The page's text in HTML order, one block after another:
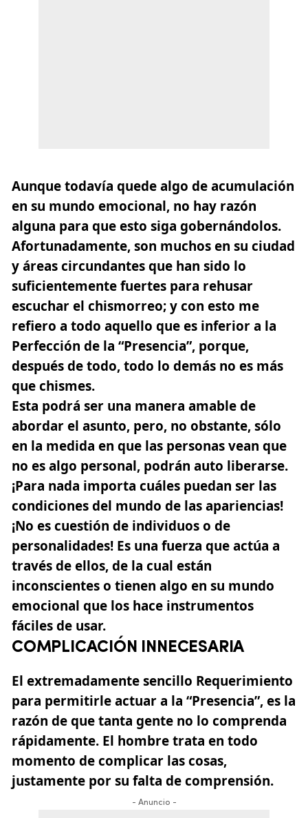
Aunque todavía quede algo de acumulación
en su mundo emocional, no hay razón
alguna para que esto siga gobernándolos.
Afortunadamente, son muchos en su ciudad
y áreas circundantes que han sido lo
suficientemente fuertes para rehusar
escuchar el chismorreo; y con esto me
refiero a todo aquello que es inferior a la
Perfección de la “Presencia”, porque,
después de todo, todo lo demás no es más
que chismes.
Esta podrá ser una manera amable de
abordar el asunto, pero, no obstante, sólo
en la medida en que las personas vean que
no es algo personal, podrán auto liberarse.
¡Para nada importa cuáles puedan ser las
condiciones del mundo de las apariencias!
¡No es cuestión de individuos o de
personalidades! Es una fuerza que actúa a
través de ellos, de la cual están
inconscientes o tienen algo en su mundo
emocional que los hace instrumentos
fáciles de usar.
COMPLICACIÓN INNECESARIA
El extremadamente sencillo Requerimiento
para permitirle actuar a la “Presencia”, es la
razón de que tanta gente no lo comprenda
rápidamente. El hombre trata en todo
momento de complicar las cosas,
justamente por su falta de comprensión.
- Anuncio -